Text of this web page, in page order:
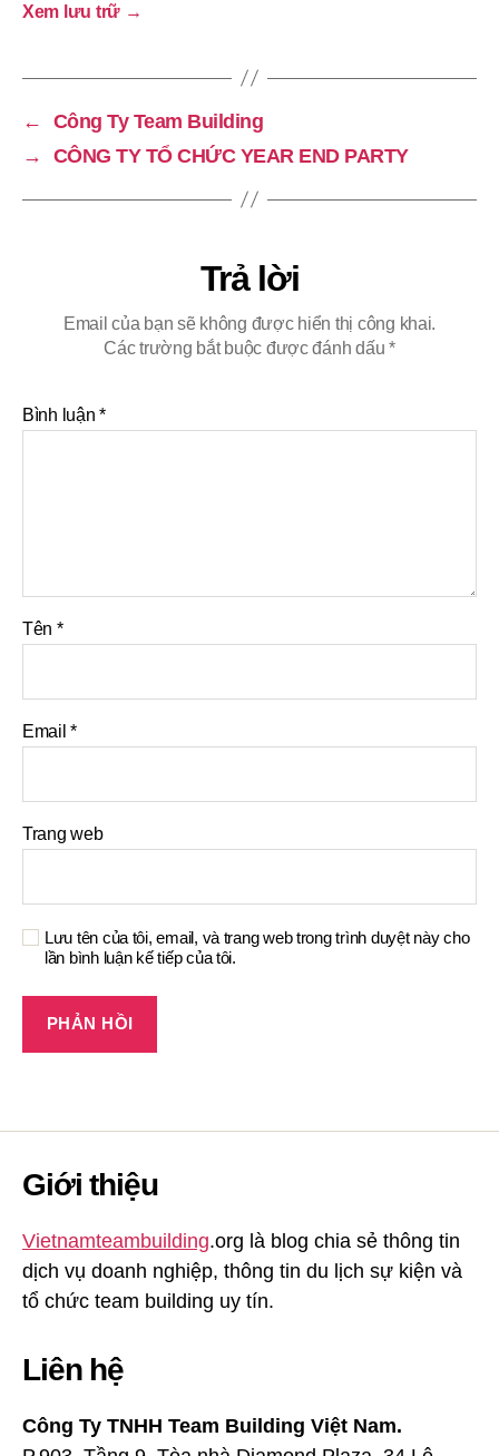
Xem lưu trữ →
←
Công Ty Team Building
→
CÔNG TY TỔ CHỨC YEAR END PARTY
Trả lời
Email của bạn sẽ không được hiển thị công khai.
Các trường bắt buộc được đánh dấu*
Bình luận*
Tên *
Email*
Trang web
Lưu tên của tôi, email, và trang web trong trình duyệt này cho
lần bình luận kế tiếp của tôi.
Giới thiệu
Vietnamteambuilding.org là blog chia sẻ thông tin
dịch vụ doanh nghiệp, thông tin du lịch sự kiện và
tổ chức team building uy tín.
Liên hệ
Công Ty TNHH Team Building Việt Nam.